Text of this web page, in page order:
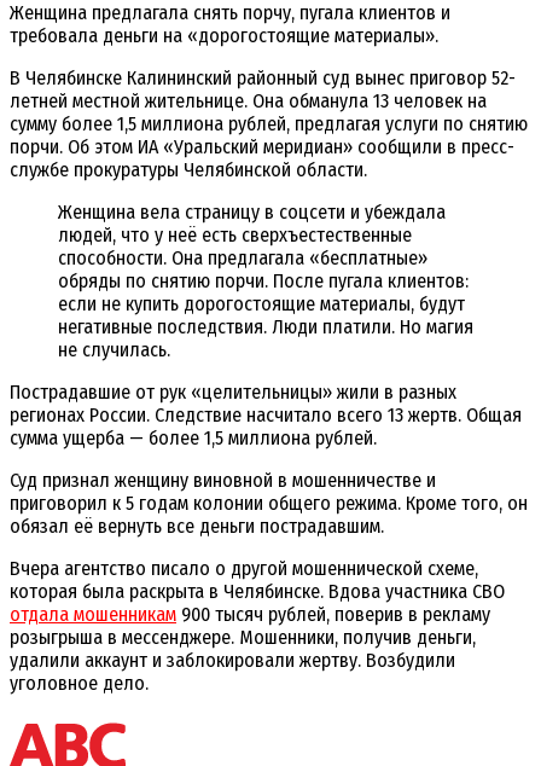
Женщина предлагала снять порчу, пугала клиентов и
требовала деньги на «дорогостоящие материалы».
В Челябинске Калининский районный суд вынес приговор 52-
летней местной жительнице. Она обманула 13 человек на
сумму более 1,5 миллиона рублей, предлагая услуги по снятию
порчи. Об этом ИА «Уральский меридиан» сообщили в пресс-
службе прокуратуры Челябинской области.
Женщина вела страницу в соцсети и убеждала
людей, что у неё есть сверхъестественные
способности. Она предлагала «бесплатные»
обряды по снятию порчи. После пугала клиентов:
если не купить дорогостоящие материалы, будут
негативные последствия. Люди платили. Но магия
не случилась.
Пострадавшие от рук «целительницы» жили в разных
регионах России. Следствие насчитало всего 13 жертв. Общая
сумма ущерба — более 1,5 миллиона рублей.
Суд признал женщину виновной в мошенничестве и
приговорил к 5 годам колонии общего режима. Кроме того, он
обязал её вернуть все деньги пострадавшим.
Вчера агентство писало о другой мошеннической схеме,
которая была раскрыта в Челябинске. Вдова участника СВО
отдала мошенникам 900 тысяч рублей, поверив в рекламу
розыгрыша в мессенджере. Мошенники, получив деньги,
удалили аккаунт и заблокировали жертву. Возбудили
уголовное дело.